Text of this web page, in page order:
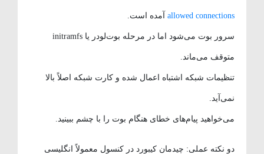
allowed connectionsآمده است.
سرور بوت می‌شود اما در مرحله بوت‌لودر یا initramfs
متوقف می‌ماند.
تنظیمات شبکه اشتباه اعمال شده و کارت شبکه اصلاً بالا
نمی‌آید.
می‌خواهید پیام‌های خطای هنگام بوت را با چشم ببینید.
دو نکته عملی: چیدمان کیبورد در کنسول معمولاً انگلیسی